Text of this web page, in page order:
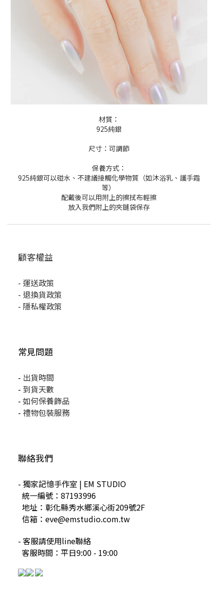
材質：
925純銀
尺寸：可調節
保養方式：
925純銀可以碰水、不建議接觸化學物質（如沐浴乳、護手霜
等）
配戴後可以用附上的擦拭布輕擦
放入我們附上的夾鏈袋保存
顧客權益
- 運送政策
- 退換貨政策
- 隱私權政策
常見問題
- 出貨時間
- 到貨天數
- 如何保養飾品
- 禮物包裝服務
聯絡我們
- 獨家記憶手作室 | EM STUDIO
統一編號：87193996
地址：彰化縣秀水鄉溪心街209號2F
信箱：eve@emstudio.com.tw
- 客服請使用line聯絡
客服時間：平日9:00 - 19:00